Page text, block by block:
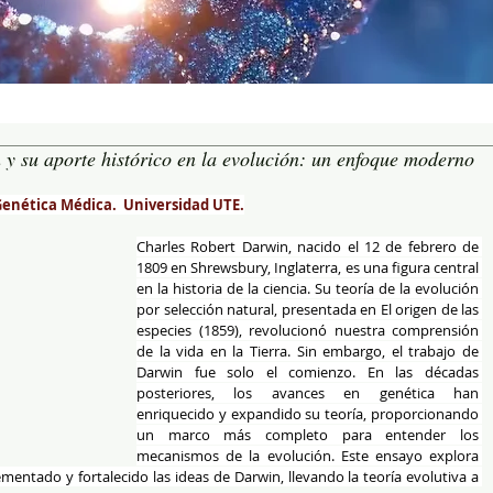
su aporte histórico en la evolución: un enfoque moderno
Médica.  Universidad UTE.
Charles Robert Darwin, nacido el 12 de febrero de
1809 en Shrewsbury, Inglaterra, es una figura central
en la historia de la ciencia. Su teoría de la evolución
por selección natural, presentada en El origen de las
especies (1859), revolucionó nuestra comprensión
de la vida en la Tierra. Sin embargo, el trabajo de
Darwin fue solo el comienzo. En las décadas
posteriores, los avances en genética han
enriquecido y expandido su teoría, proporcionando
un marco más completo para entender los
mecanismos de la evolución. Este ensayo explora
y fortalecido las ideas de Darwin, llevando la teoría evolutiva a